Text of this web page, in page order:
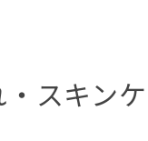
スキン